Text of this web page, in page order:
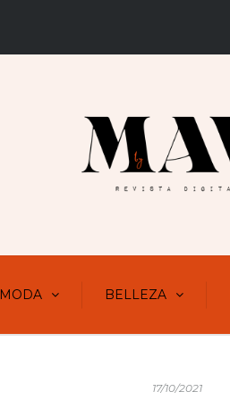
MODA BELLEZA
17/10/2021